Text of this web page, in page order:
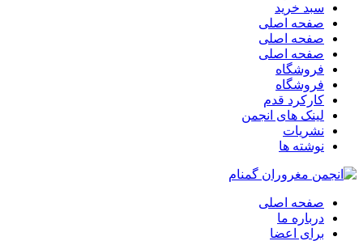
سبد خرید
صفحه اصلی
صفحه اصلی
صفحه اصلی
فروشگاه
فروشگاه
کارکرد قدم
لینک های انجمن
نشریات
نوشته ها
صفحه اصلی
درباره ما
برای اعضا